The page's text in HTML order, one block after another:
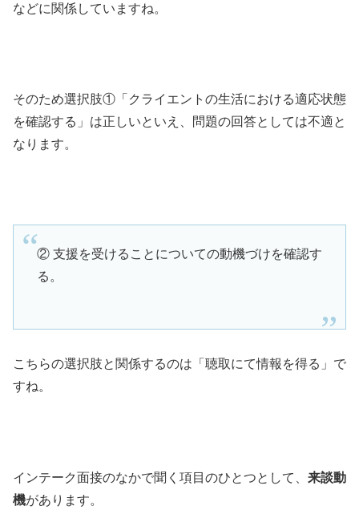
などに関係していますね。
そのため選択肢①「クライエントの生活における適応状態
を確認する」は正しいといえ、問題の回答としては不適と
なります。
② 支援を受けることについての動機づけを確認す
る。
こちらの選択肢と関係するのは「聴取にて情報を得る」で
すね。
インテーク面接のなかで聞く項目のひとつとして、 来談動
機があります。